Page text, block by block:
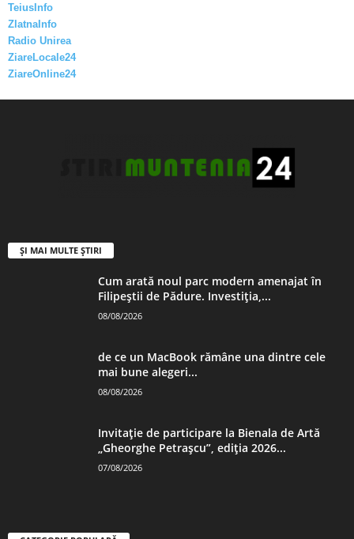
TeiusInfo
ZlatnaInfo
Radio Unirea
ZiareLocale24
ZiareOnline24
ȘI MAI MULTE ȘTIRI
Cum arată noul parc modern amenajat în
Filipeștii de Pădure. Investiția,...
08/08/2026
de ce un MacBook rămâne una dintre cele
mai bune alegeri...
08/08/2026
Invitație de participare la Bienala de Artă
„Gheorghe Petrașcu”, ediția 2026...
07/08/2026